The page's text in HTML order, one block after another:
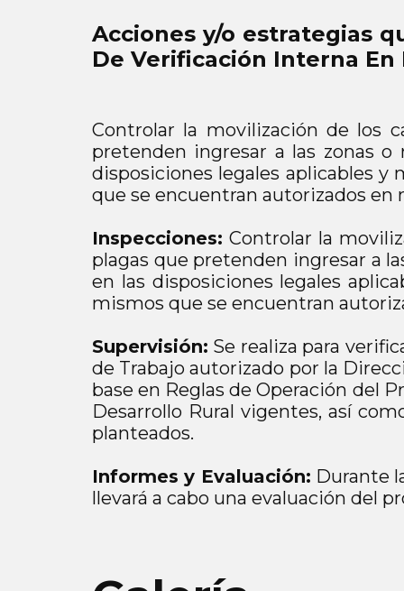
Acciones y/o estrategias
De Verificación Interna
Controlar la movilización de los
pretenden ingresar a las zonas o
disposiciones legales aplicables
que se encuentran autorizados en
Inspecciones: Controlar la
plagas que pretenden ingresar a
en las disposiciones legales
mismos que se encuentran
Supervisión: Se realiza para
de Trabajo autorizado por la
base en Reglas de Operación del
Desarrollo Rural vigentes, así
planteados.
Informes y Evaluación: Durante
llevará a cabo una evaluación del